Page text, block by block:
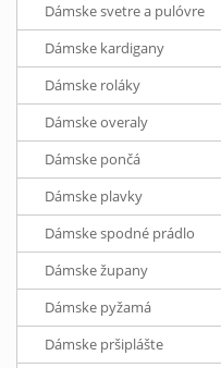
Dámske svetre a pulóvre
Dámske kardigany
Dámske roláky
Dámske overaly
Dámske pončá
Dámske plavky
Dámske spodné prádlo
Dámske župany
Dámske pyžamá
Dámske pršiplášte